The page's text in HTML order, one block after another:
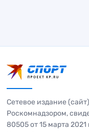
Сетевое издание
Роскомнадзором,
80505 от 15 марта